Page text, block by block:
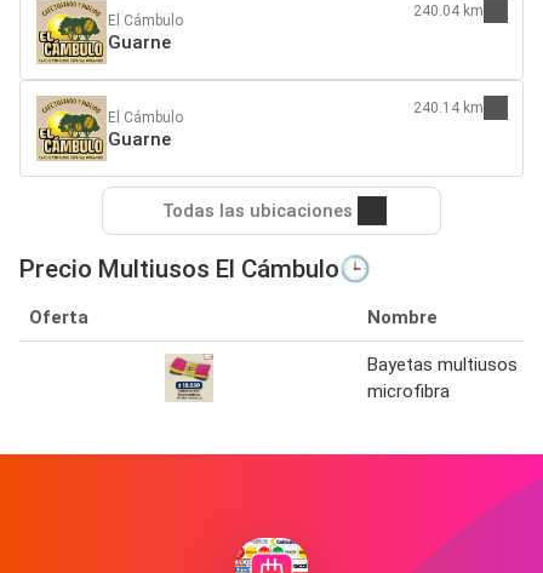
El Cámbulo
Guarne
240.04 km
El Cámbulo
Guarne
240.14 km
Todas las ubicaciones
Precio Multiusos El Cámbulo🕒
Oferta Nombre
Bayetas multiusos
microfibra